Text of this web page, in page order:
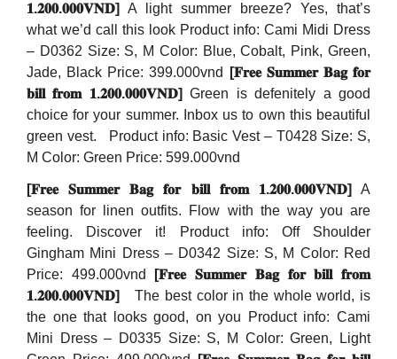
𝟏.𝟐𝟎𝟎.𝟎𝟎𝟎𝐕𝐍𝐃]
A light summer breeze? Yes, that’s
what we’d call this look Product info: Cami Midi Dress
– D0362 Size: S, M Color: Blue, Cobalt, Pink, Green,
Jade, Black Price: 399.000vnd
[𝐅𝐫𝐞𝐞 𝐒𝐮𝐦𝐦𝐞𝐫 𝐁𝐚𝐠 𝐟𝐨𝐫
𝐛𝐢𝐥𝐥 𝐟𝐫𝐨𝐦 𝟏.𝟐𝟎𝟎.𝟎𝟎𝟎𝐕𝐍𝐃] Green is defenitely a good
choice for your summer. Inbox us to own this beautiful
green vest. Product info: Basic Vest – T0428 Size: S,
M Color: Green Price: 599.000vnd
[𝐅𝐫𝐞𝐞 𝐒𝐮𝐦𝐦𝐞𝐫 𝐁𝐚𝐠 𝐟𝐨𝐫 𝐛𝐢𝐥𝐥 𝐟𝐫𝐨𝐦 𝟏.𝟐𝟎𝟎.𝟎𝟎𝟎𝐕𝐍𝐃]
A
season for linen outfits. Flow with the way you are
feeling. Discover it! Product info: Off Shoulder
Gingham Mini Dress – D0342 Size: S, M Color: Red
Price: 499.000vnd
[𝐅𝐫𝐞𝐞 𝐒𝐮𝐦𝐦𝐞𝐫 𝐁𝐚𝐠 𝐟𝐨𝐫 𝐛𝐢𝐥𝐥 𝐟𝐫𝐨𝐦
𝟏.𝟐𝟎𝟎.𝟎𝟎𝟎𝐕𝐍𝐃]
The best color in the whole world, is
the one that looks good, on you Product info: Cami
Mini Dress – D0335 Size: S, M Color: Green, Light